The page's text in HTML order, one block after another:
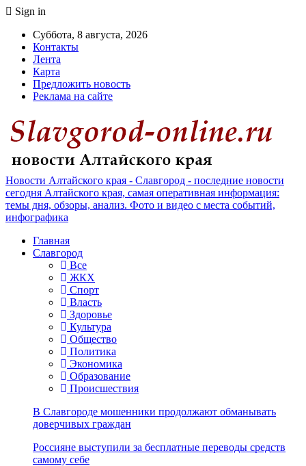
Sign in
Суббота, 8 августа, 2026
Контакты
Лента
Карта
Предложить новость
Реклама на сайте
Новости Алтайского края - Славгород - последние новости
сегодня Алтайского края, самая оперативная информация:
темы дня, обзоры, анализ. Фото и видео с места событий,
инфографика
Главная
Славгород
Все
ЖКХ
Спорт
Власть
Здоровье
Культура
Общество
Политика
Экономика
Образование
Происшествия
В Славгороде мошенники продолжают обманывать
доверчивых граждан
Россияне выступили за бесплатные переводы средств
самому себе